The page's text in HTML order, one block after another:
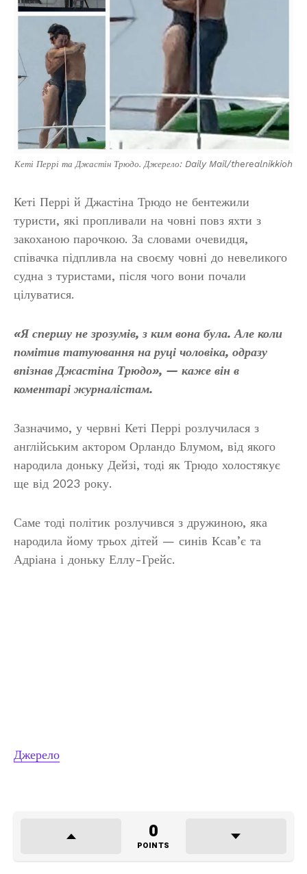
Кеті Перрі та Джастін Трюдо. Джерело: Daily Mail/therealnikkioh
Кеті Перрі й Джастіна Трюдо не бентежили
туристи, які пропливали на човні повз яхти з
закоханою парочкою. За словами очевидця,
співачка підпливла на своєму човні до невеликого
судна з туристами, після чого вони почали
цілуватися.
«Я спершу не зрозумів, з ким вона була. Але коли
помітив татуювання на руці чоловіка, одразу
впізнав Джастіна Трюдо», — каже він в
коментарі журналістам.
Зазначимо, у червні Кеті Перрі розлучилася з
англійським актором Орландо Блумом, від якого
народила доньку Дейзі, тоді як Трюдо холостякує
ще від 2023 року.
Саме тоді політик розлучився з дружиною, яка
народила йому трьох дітей — синів Ксав’є та
Адріана і доньку Еллу-Грейс.
Джерело
0
POINTS